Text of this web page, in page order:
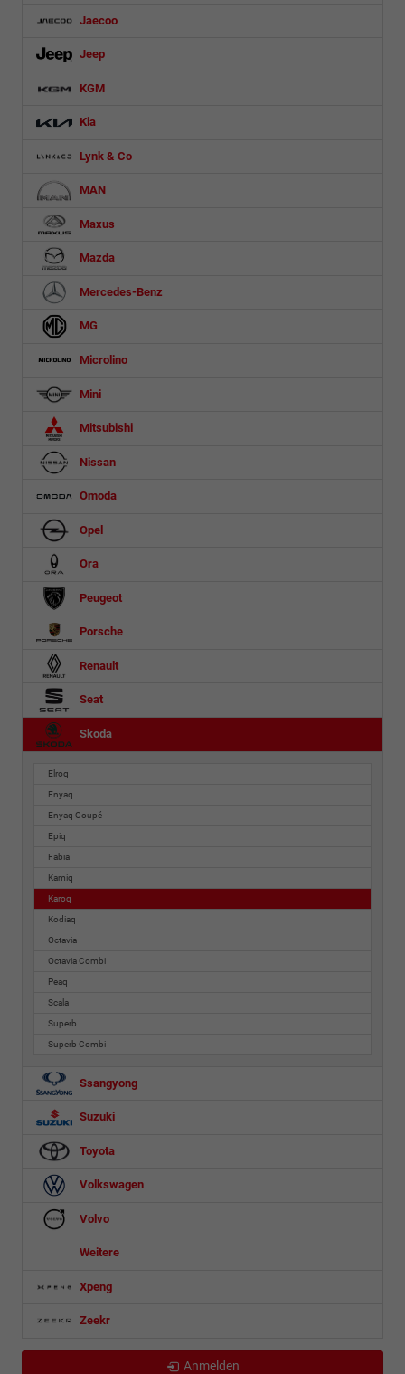
Jaecoo
Jeep
KGM
Kia
Lynk & Co
MAN
Maxus
Mazda
Mercedes-Benz
MG
Microlino
Mini
Mitsubishi
Nissan
Omoda
Opel
Ora
Peugeot
Porsche
Renault
Seat
Skoda
Elroq
Enyaq
Enyaq Coupé
Epiq
Fabia
Kamiq
Karoq
Kodiaq
Octavia
Octavia Combi
Peaq
Scala
Superb
Superb Combi
Ssangyong
Suzuki
Toyota
Volkswagen
Volvo
Weitere
Xpeng
Zeekr
Anmelden